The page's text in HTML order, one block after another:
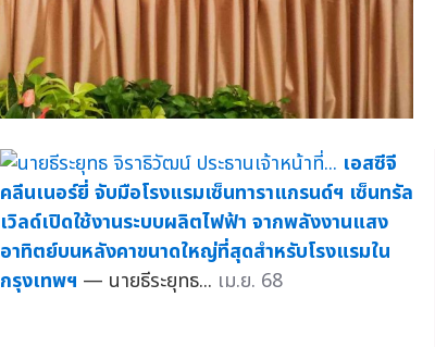
เอสซีจี
คลีนเนอร์ยี่ จับมือโรงแรมเซ็นทาราแกรนด์ฯ เซ็นทรัล
เวิลด์เปิดใช้งานระบบผลิตไฟฟ้า จากพลังงานแสง
อาทิตย์บนหลังคาขนาดใหญ่ที่สุดสำหรับโรงแรมใน
กรุงเทพฯ — นายธีระยุทธ... เม.ย. 68